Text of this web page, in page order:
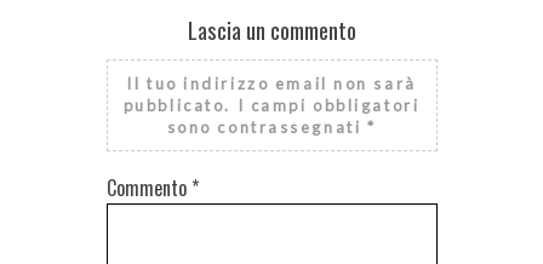
Lascia un commento
Il tuo indirizzo email non sarà
pubblicato.
I campi obbligatori
sono contrassegnati *
Commento *